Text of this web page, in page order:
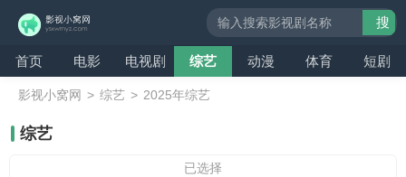
首页 电影 电视剧 综艺 动漫 体育 短剧
搜
影视小窝网 > 综艺 > 2025年综艺
综艺
已选择